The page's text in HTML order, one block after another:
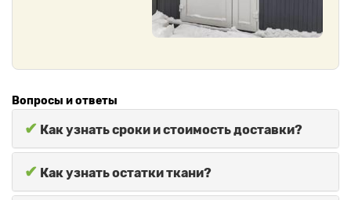
Вопросы и ответы
✔ Как узнать сроки и стоимость доставки?
✔ Как узнать остатки ткани?